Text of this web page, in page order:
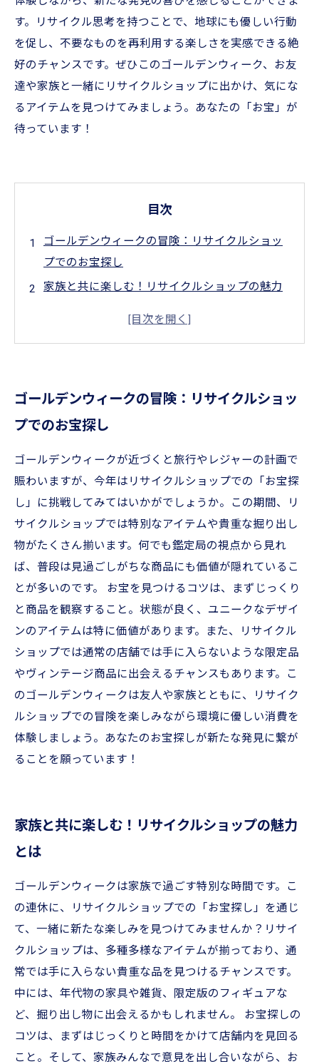
す。リサイクル思考を持つことで、地球にも優しい行動
を促し、不要なものを再利用する楽しさを実感できる絶
好のチャンスです。ぜひこのゴールデンウィーク、お友
達や家族と一緒にリサイクルショップに出かけ、気にな
るアイテムを見つけてみましょう。あなたの「お宝」が
待っています！
目次
ゴールデンウィークの冒険：リサイクルショッ
プでのお宝探し
家族と共に楽しむ！リサイクルショップの魅力
友達と一緒に：ゴールデンウィークの特別な日
を楽しむ
ゴールデンウィークの冒険：リサイクルショッ
プでのお宝探し
ゴールデンウィークが近づくと旅行やレジャーの計画で
賑わいますが、今年はリサイクルショップでの「お宝探
し」に挑戦してみてはいかがでしょうか。この期間、リ
サイクルショップでは特別なアイテムや貴重な掘り出し
物がたくさん揃います。何でも鑑定局の視点から見れ
ば、普段は見過ごしがちな商品にも価値が隠れているこ
とが多いのです。 お宝を見つけるコツは、まずじっくり
と商品を観察すること。状態が良く、ユニークなデザイ
ンのアイテムは特に価値があります。また、リサイクル
ショップでは通常の店舗では手に入らないような限定品
やヴィンテージ商品に出会えるチャンスもあります。こ
のゴールデンウィークは友人や家族とともに、リサイク
ルショップでの冒険を楽しみながら環境に優しい消費を
体験しましょう。あなたのお宝探しが新たな発見に繋が
ることを願っています！
家族と共に楽しむ！リサイクルショップの魅力
とは
ゴールデンウィークは家族で過ごす特別な時間です。こ
の連休に、リサイクルショップでの「お宝探し」を通じ
て、一緒に新たな楽しみを見つけてみませんか？リサイ
クルショップは、多種多様なアイテムが揃っており、通
常では手に入らない貴重な品を見つけるチャンスです。
中には、年代物の家具や雑貨、限定版のフィギュアな
ど、掘り出し物に出会えるかもしれません。 お宝探しの
コツは、まずはじっくりと時間をかけて店舗内を見回る
こと。そして、家族みんなで意見を出し合いながら、お